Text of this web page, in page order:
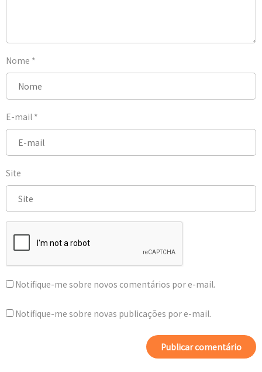
Nome *
E-mail *
Site
Notifique-me sobre novos comentários por e-mail.
Notifique-me sobre novas publicações por e-mail.